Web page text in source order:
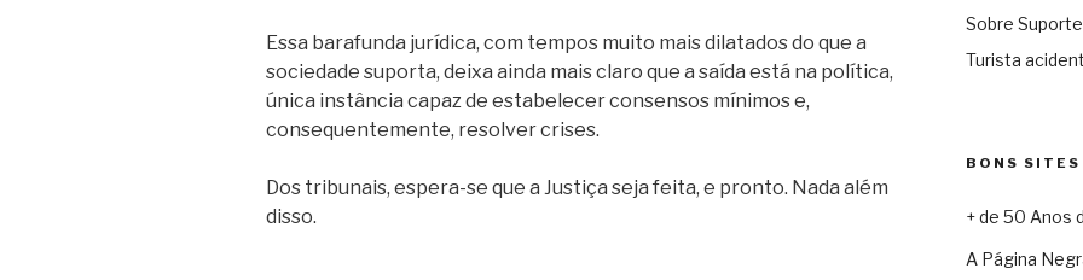
Essa barafunda jurídica, com tempos muito mais dilatados do que a
sociedade suporta, deixa ainda mais claro que a saída está na política,
única instância capaz de estabelecer consensos mínimos e,
consequentemente, resolver crises.
Dos tribunais, espera-se que a Justiça seja feita, e pronto. Nada além
disso.
Sobre
Turista
BONS SITES
+ de 50 Anos
A Página